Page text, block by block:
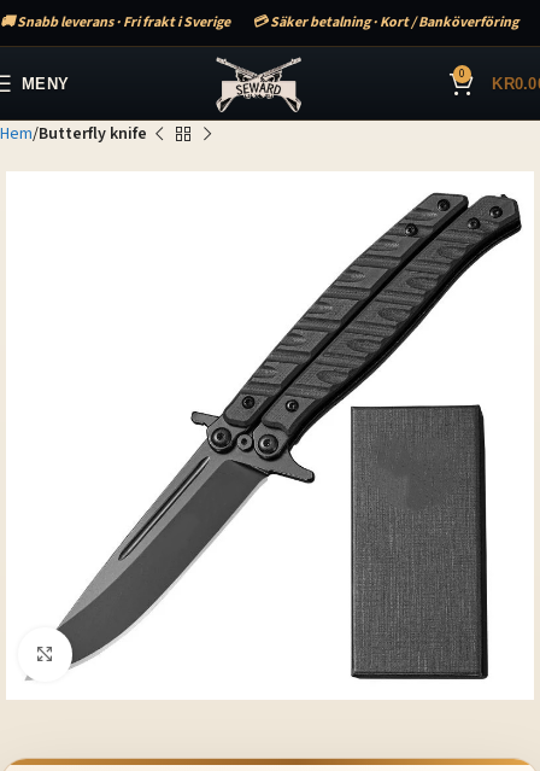
🚚 Snabb leverans · Fri frakt i Sverige 💳 Säker betalning · Kort / Banköverföring
MENY 0 KR
Hem Butterfly knife
Klicka för att förstora